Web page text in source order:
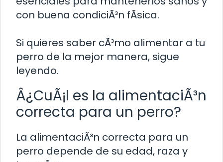
con buena condiciÃ³n fÃ­sica.
Si quieres saber cÃ³mo alimentar a tu
perro de la mejor manera, sigue
leyendo.
Â¿CuÃ¡l es la alimentaciÃ³n
correcta para un perro?
La alimentaciÃ³n correcta para un
perro depende de su edad, raza y